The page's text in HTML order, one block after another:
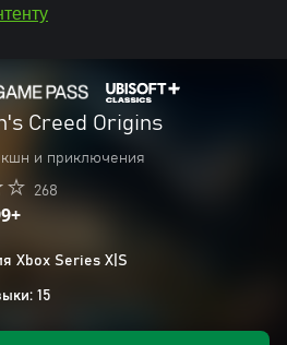
Creed Origins
и приключения
268
Xbox Series X|S
15